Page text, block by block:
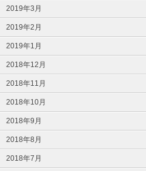
2019年3月
2019年2月
2019年1月
2018年12月
2018年11月
2018年10月
2018年9月
2018年8月
2018年7月